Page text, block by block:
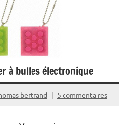
à bulles électronique
bertrand 5 commentaires